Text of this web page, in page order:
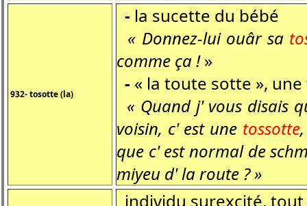
932- tosotte (la)
- la sucette du bébé
« Donnez-lui ouâr sa
comme ça !»
- « la toute sotte »,
« Quand j' vous disais
voisin, c' est une tossotte
que c' est normal de
miyeu d' la route ? »
individu surexcité,